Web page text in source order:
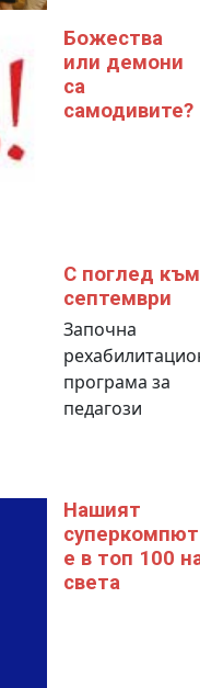
Божества
или демони
са
самодивите?
С поглед
септември
Започна
програма за
педагози
Нашият
е в топ 100
света